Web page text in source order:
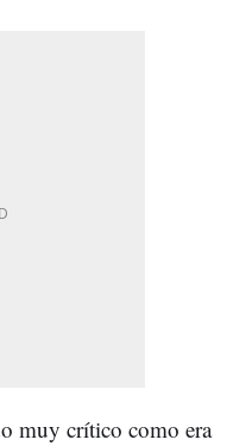
muy crítico como era